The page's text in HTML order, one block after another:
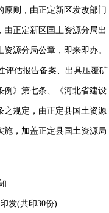
则，由正定新区发改部门
正定新区国土资源分局出
源分局公章，即来即办。
估报告备案、出具压覆矿
例》第七条、《河北省建设
之规定，由正定县国土资源
施，加盖正定县国土资源局
发(共印30份)